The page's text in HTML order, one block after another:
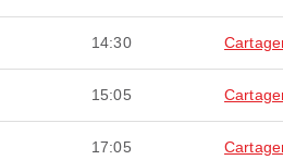
14:30
15:05
17:05